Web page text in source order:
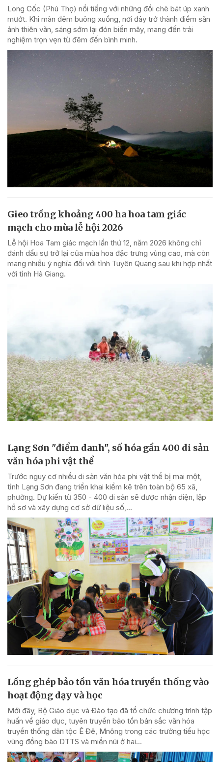
Long Cốc (Phú Thọ) nổi tiếng với những đồi chè bát úp xanh
mướt. Khi màn đêm buông xuống, nơi đây trở thành điểm săn
ảnh thiên văn, sáng sớm lại đón biển mây, mang đến trải
nghiệm trọn vẹn từ đêm đến bình minh.
Gieo trồng khoảng 400 ha hoa tam giác
mạch cho mùa lễ hội 2026
Lễ hội Hoa Tam giác mạch lần thứ 12, năm 2026 không chỉ
đánh dấu sự trở lại của mùa hoa đặc trưng vùng cao, mà còn
mang nhiều ý nghĩa đối với tỉnh Tuyên Quang sau khi hợp nhất
với tỉnh Hà Giang.
Lạng Sơn "điểm danh", số hóa gần 400 di sản
văn hóa phi vật thể
Trước nguy cơ nhiều di sản văn hóa phi vật thể bị mai một,
tỉnh Lạng Sơn đang triển khai kiểm kê trên toàn bộ 65 xã,
phường. Dự kiến từ 350 - 400 di sản sẽ được nhận diện, lập
hồ sơ và xây dựng cơ sở dữ liệu số,...
Lồng ghép bảo tồn văn hóa truyền thống vào
hoạt động dạy và học
Mới đây, Bộ Giáo dục và Đào tạo đã tổ chức chương trình tập
huấn về giáo dục, tuyên truyền bảo tồn bản sắc văn hóa
truyền thống dân tộc Ê Đê, Mnông trong các trường tiểu học
vùng đồng bào DTTS và miền núi ở hai...